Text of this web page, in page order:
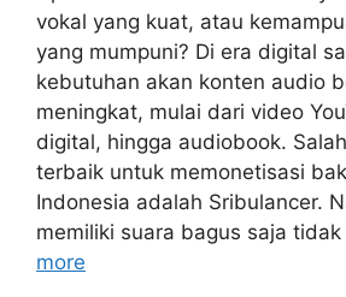
vokal yang kuat, atau
yang mumpuni? Di era digital
kebutuhan akan konten audio
meningkat, mulai dari video
digital, hingga audiobook.
terbaik untuk memonetisasi
Indonesia adalah Sribulancer.
memiliki suara bagus saja
more